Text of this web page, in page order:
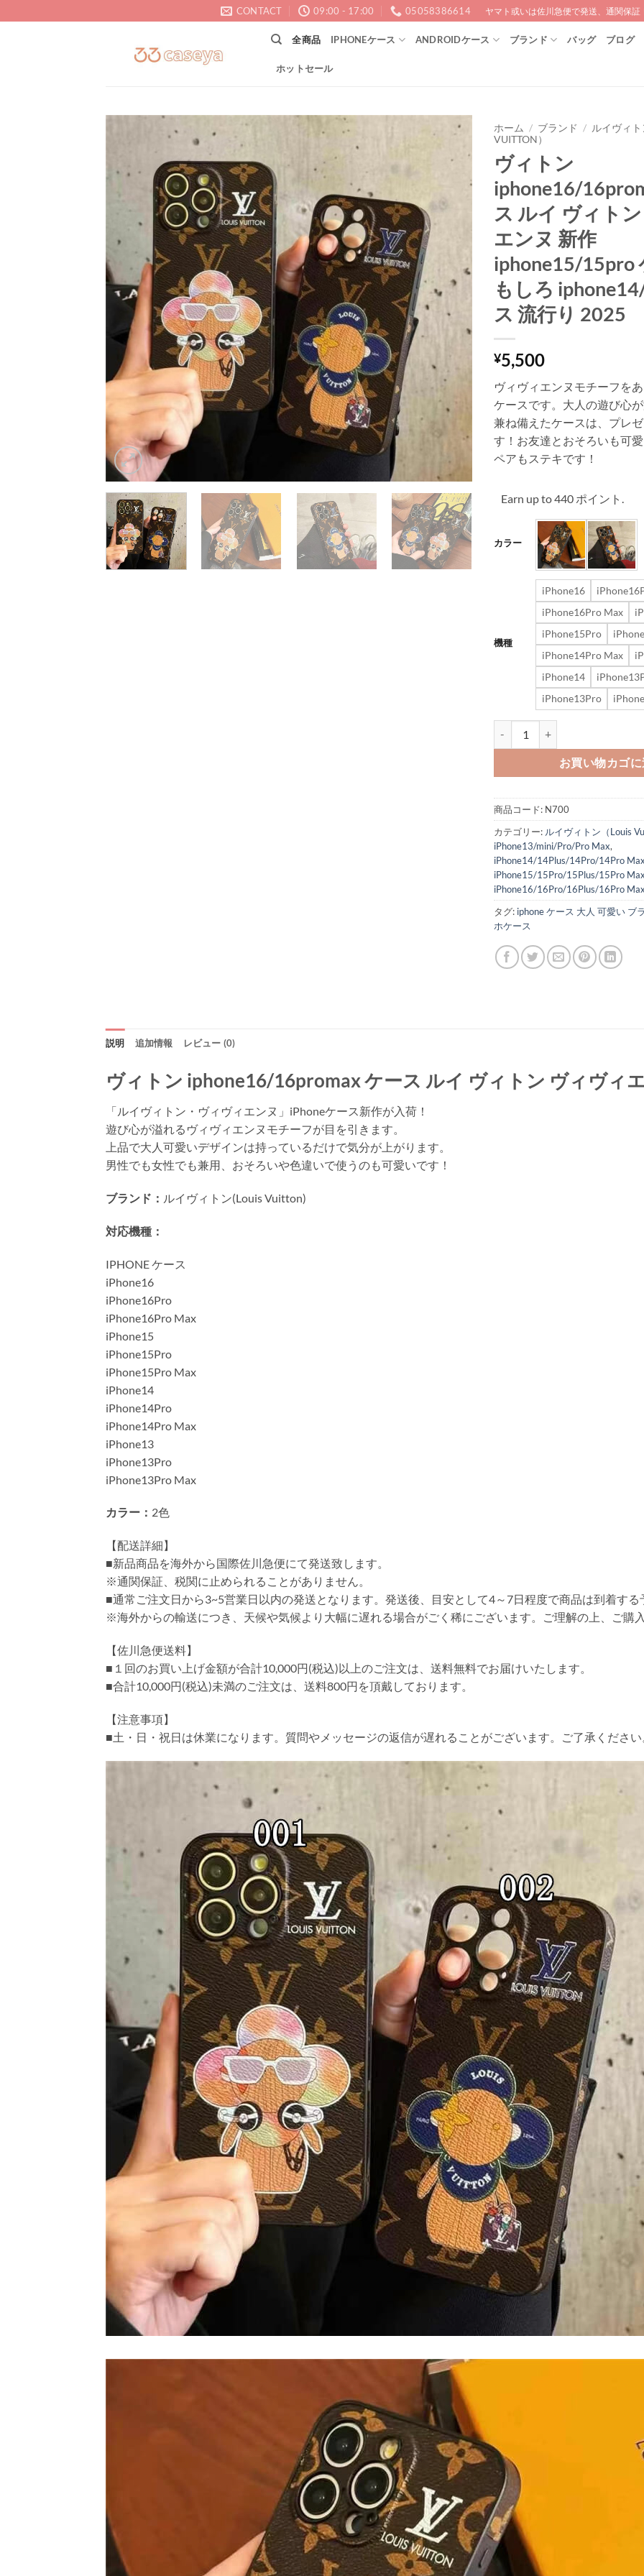
to
CONTACT 09:00 - 17:00 05058386614 ヤマト或いは佐川急便で発送、通関保証
全商品 IPHONEケース ANDROIDケース ブランド バッグ ブログ
ホットセール
ホーム / ブランド / ルイヴィト
VUITTON）
ヴィトン
iphone16/
ス ルイ ヴィト
エンヌ 新作
iphone15/15pro
もしろ
ス 流行り 2025
¥5,500
ヴィヴィエンヌモチーフを
ケースです。大人の遊び心
兼ね備えたケースは、プレ
す！お友達とおそろいも可
ペアもステキです！
Earn up to 440 ポイント.
カラー
機種
iPhone16
iPhone16Pro Max
iPhone15Pro
iPhone14Pro Max
iPhone14
iPhone13Pro
お買い物カゴに
商品コード: N700
カテゴリー: ルイヴィトン（Louis
iPhone13/mini/Pro/Pro Max,
iPhone14/14Plus/14Pro/14Pro Max
iPhone15/15Pro/15Plus/15Pro Max
iPhone16/16Pro/16Plus/16Pro Max
タグ: iphone ケース 大人 可愛い ブ
ホケース
説明 追加情報 レビュー (0)
ヴィトン iphone16/16promax ケース ルイ ヴィトン ヴィヴィ
「ルイヴィトン・ヴィヴィエンヌ」iPhoneケース新作が入荷！
遊び心が溢れるヴィヴィエンヌモチーフが目を引きます。
上品で大人可愛いデザインは持っているだけで気分が上がります。
男性でも女性でも兼用、おそろいや色違いで使うのも可愛いです！
ブランド： ルイヴィトン(Louis Vuitton)
対応機種：
IPHONE ケース
iPhone16
iPhone16Pro
iPhone16Pro Max
iPhone15
iPhone15Pro
iPhone15Pro Max
iPhone14
iPhone14Pro
iPhone14Pro Max
iPhone13
iPhone13Pro
iPhone13Pro Max
カラー： 2色
【配送詳細】
■新品商品を海外から国際佐川急便にて発送致します。
※通関保証、税関に止められることがありません。
■通常ご注文日から3~5営業日以内の発送となります。発送後、目安として4～7日程度で商品は到着する
※海外からの輸送につき、天候や気候より大幅に遅れる場合がごく稀にございます。ご理解の上、ご購
【佐川急便送料】
■１回のお買い上げ金額が合計10,000円(税込)以上のご注文は、送料無料でお届けいたします。
■合計10,000円(税込)未満のご注文は、送料800円を頂戴しております。
【注意事項】
■土・日・祝日は休業になります。質問やメッセージの返信が遅れることがございます。ご了承ください